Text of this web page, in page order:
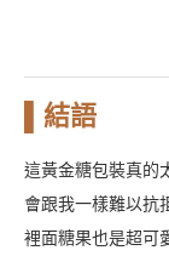
▌結語
這黃金糖包裝真的
會跟我一樣難以抗
裡面糖果也是超可